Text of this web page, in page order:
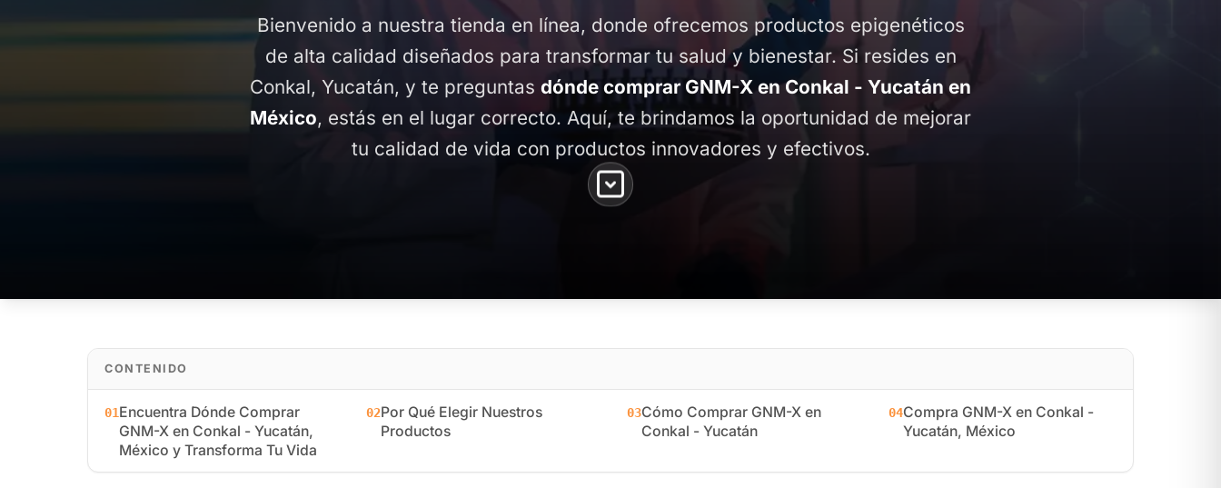
Bienvenido a nuestra tienda en línea, donde ofrecemos productos epigenéticos
de alta calidad diseñados para transformar tu salud y bienestar. Si resides en
Conkal, Yucatán, y te preguntas dónde comprar GNM-X en Conkal - Yucatán en
México, estás en el lugar correcto. Aquí, te brindamos la oportunidad de mejorar
tu calidad de vida con productos innovadores y efectivos.
CONTENIDO
01Encuentra Dónde Comprar
GNM-X en Conkal - Yucatán,
México y Transforma Tu Vida
02Por Qué Elegir Nuestros
Productos
03Cómo Comprar GNM-X en
Conkal - Yucatán
04Compra GNM-X en Conkal -
Yucatán, México